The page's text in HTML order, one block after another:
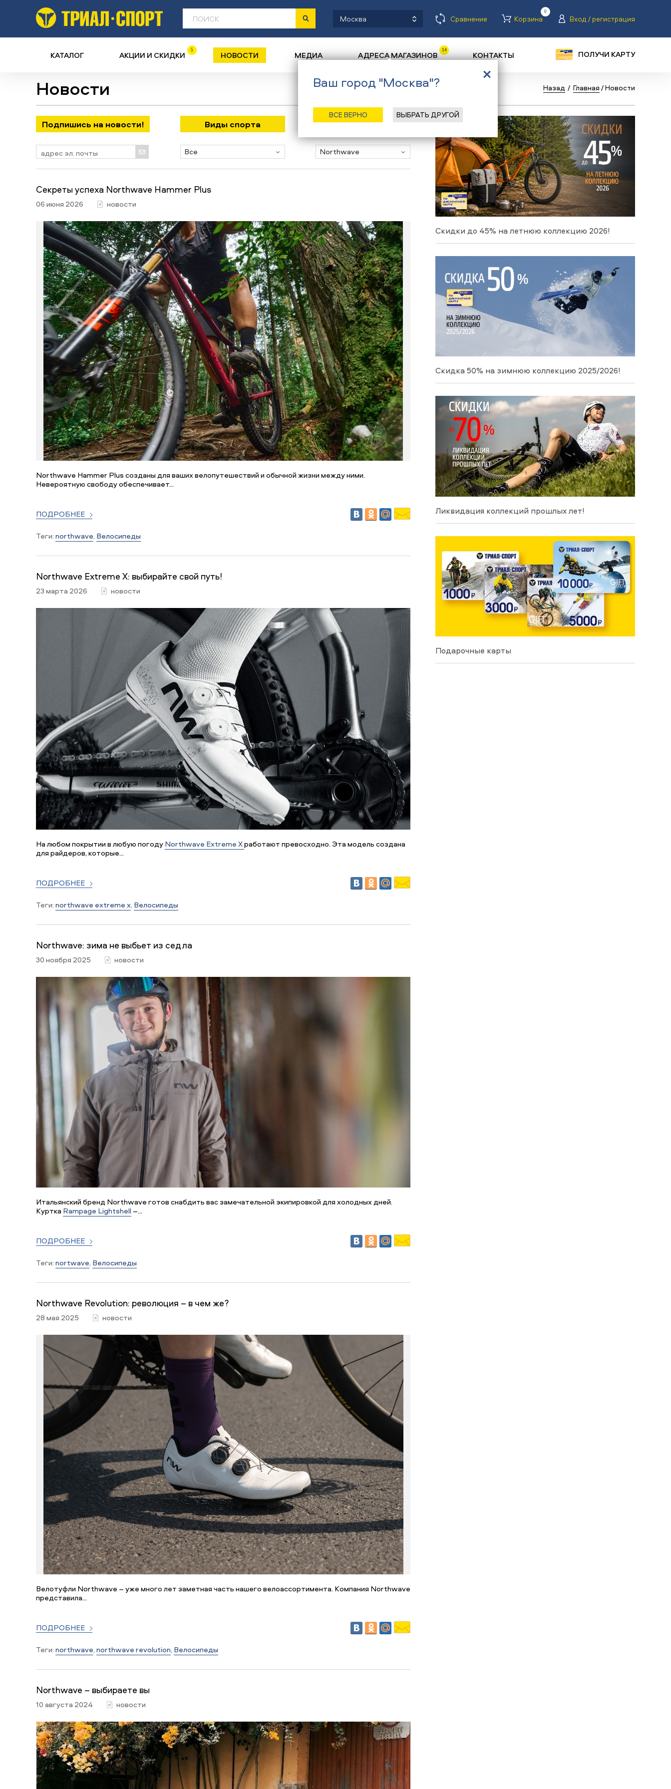
Москва Сравнение Корзина
0
Вход / регистрация
КАТАЛОГ АКЦИИ И СКИДКИ 5 НОВОСТИ МЕДИА АДРЕСА МАГАЗИНОВ 14 КОНТАКТЫ ПОЛУЧИ КАРТУ
Новости Назад / Главная /Новости
Подпишись на новости! Виды спорта
Все
Бренд
Northwave
Секреты успеха Northwave Hammer Plus
06 июня 2026 новости
Northwave Hammer Plus созданы для ваших велопутешествий и обычной жизни между ними.
Невероятную свободу обеспечивает...
ПОДРОБНЕЕ
Теги:northwave, Велосипеды
Northwave Extreme X: выбирайте свой путь!
23 марта 2026 новости
На любом покрытии в любую погодуNorthwave Extreme Xработают превосходно. Эта модель создана
для райдеров, которые...
ПОДРОБНЕЕ
Теги:northwave extreme x, Велосипеды
Northwave: зима не выбьет из седла
30 ноября 2025 новости
Итальянский бренд Northwave готов снабдить вас замечательной экипировкой для холодных дней.
Куртка Rampage Lightshell –...
ПОДРОБНЕЕ
Теги:nortwave, Велосипеды
Northwave Revolution: революция – в чем же?
28 мая 2025 новости
Велотуфли Northwave – уже много лет заметная часть нашего велоассортимента. Компания Northwave
представила...
ПОДРОБНЕЕ
Теги:northwave,northwave revolution, Велосипеды
Northwave – выбираете вы
10 августа 2024 новости
Скидки до 45% на летнюю коллекцию 2026!
Скидка 50% на зимнюю коллекцию 2025/2026!
Ликвидация коллекций прошлых лет!
Подарочные карты
Ваш город "Москва"?
ВСЕ ВЕРНО ВЫБРАТЬ ДРУГОЙ